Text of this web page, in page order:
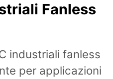
Fanless
industriali fanless
per applicazioni